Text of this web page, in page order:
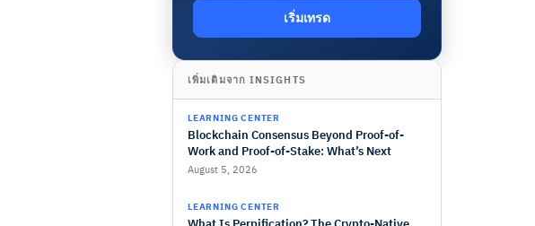
เริ่มเทรด
เพิ่มเติมจาก INSIGHTS
LEARNING CENTER
Blockchain Consensus Beyond Proof-of-
Work and Proof-of-Stake: What’s Next
August 5, 2026
LEARNING CENTER